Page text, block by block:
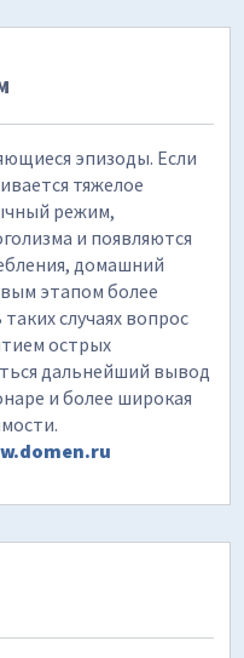
эпизоды. Если
тяжелое
режим,
и появляются
домашний
этапом более
случаях вопрос
острых
дальнейший вывод
и более широкая